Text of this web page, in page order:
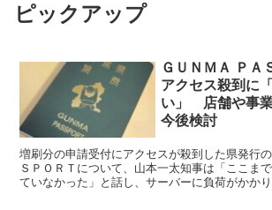
ピックアップ
ＧＵＮＭＡ Ｐ
アクセス殺到に
い」 店舗や事
今後検討
増刷分の申請受付にアクセスが殺到した県発行
ＳＰＯＲＴについて、山本一太知事は「ここま
ていなかった」と話し、サーバーに負荷がかか
したことについて「こういうことが起きないよ